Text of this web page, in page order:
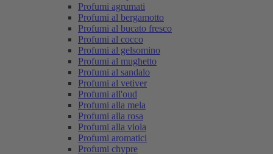
Profumi agrumati
Profumi al bergamotto
Profumi al bucato fresco
Profumi al cocco
Profumi al gelsomino
Profumi al mughetto
Profumi al sandalo
Profumi al vetiver
Profumi all'oud
Profumi alla mela
Profumi alla rosa
Profumi alla viola
Profumi aromatici
Profumi chypre